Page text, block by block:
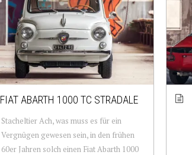
FIAT ABARTH 1000 TC STRADALE
Stacheltier Ach, was muss es für ein
Vergnügen gewesen sein, in den frühen
60er Jahren solch einen Fiat Abarth 1000